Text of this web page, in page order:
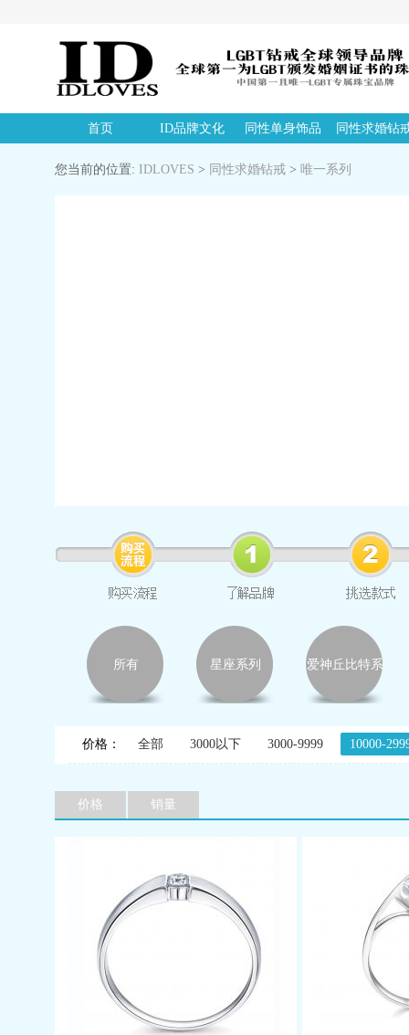
首页 ID品牌文化 同性单身饰品 同性求婚钻
您当前的位置: IDLOVES > 同性求婚钻戒 > 唯一系列
所有 星座系列 爱神丘比特系
列
价格： 全部 3000以下 3000-9999 10000-
价格 销量